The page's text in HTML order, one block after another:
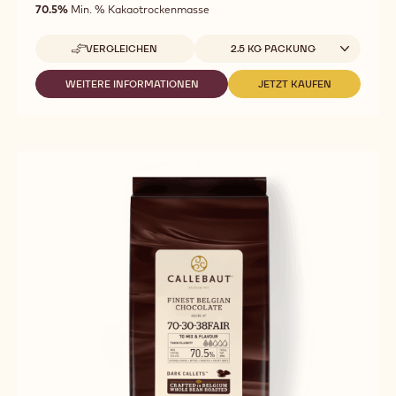
out
Fließfähigkeit
70.5% Min. % Kakaotrockenmasse
VERGLEICHEN
-
70-
30-
38
Verfügbare Verpackungsgrößen
2.5 KG PACKUNG
WEITERE INFORMATIONEN
-
JETZT KAUFEN
-